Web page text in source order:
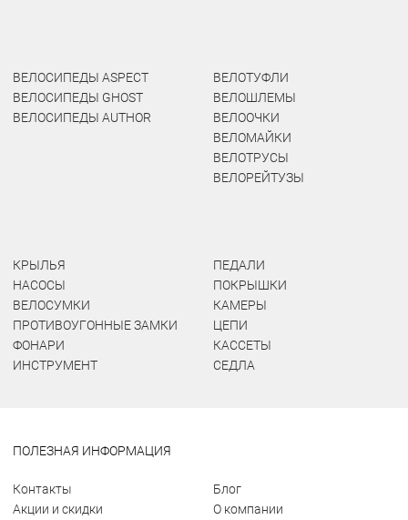
ВЕЛОСИПЕДЫ ASPECT
ВЕЛОСИПЕДЫ GHOST
ВЕЛОСИПЕДЫ AUTHOR
ВЕЛОТУФЛИ
ВЕЛОШЛЕМЫ
ВЕЛООЧКИ
ВЕЛОМАЙКИ
ВЕЛОТРУСЫ
ВЕЛОРЕЙТУЗЫ
КРЫЛЬЯ
НАСОСЫ
ВЕЛОСУМКИ
ПРОТИВОУГОННЫЕ ЗАМКИ
ФОНАРИ
ИНСТРУМЕНТ
ПЕДАЛИ
ПОКРЫШКИ
КАМЕРЫ
ЦЕПИ
КАССЕТЫ
СЕДЛА
ПОЛЕЗНАЯ ИНФОРМАЦИЯ
Контакты
Акции и скидки
Блог
О компании